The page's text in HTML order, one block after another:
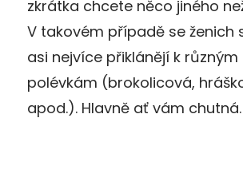
zkrátka chcete něco jiného
V takovém případě se ženich
asi nejvíce přiklánějí k
polévkám (brokolicová,
apod.). Hlavně ať vám chutná.